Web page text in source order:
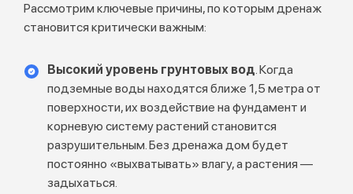
Рассмотрим ключевые причины, по которым дренаж
становится критически важным:
Высокий уровень грунтовых вод. Когда
подземные воды находятся ближе 1,5 метра от
поверхности, их воздействие на фундамент и
корневую систему растений становится
разрушительным. Без дренажа дом будет
постоянно «выхватывать» влагу, а растения —
задыхаться.